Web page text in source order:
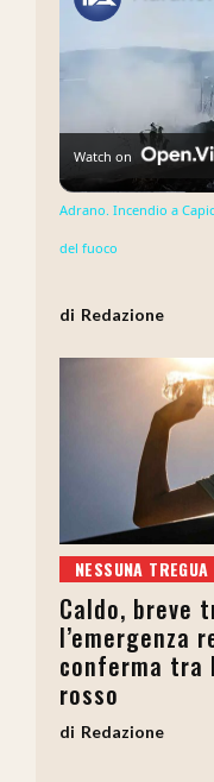
Watch on
Adrano. Incendio a
del fuoco
Redazione
NESSUNA TREGUA
Caldo, breve
l’emergenza
conferma tra
rosso
Redazione